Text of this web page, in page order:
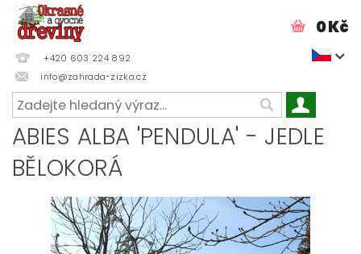
+420 603 224 892
info@zahrada-zizka.cz
0 Kč
ABIES ALBA 'PENDULA' - JEDLE
BĚLOKORÁ